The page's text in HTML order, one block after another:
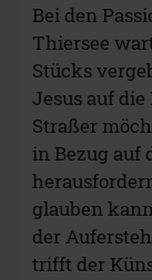
Bei den
Thiersee
Stücks
Jesus auf
Straßer
in Bezug auf
glauben
der
trifft der